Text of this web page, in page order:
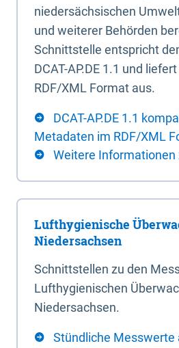
niedersächsischen
und weiterer Behörden
Schnittstelle entspricht
DCAT-AP.DE 1.1 und
RDF/XML Format aus.
DCAT-AP.DE 1.1
Metadaten im RDF/XML
Weitere Informationen
Lufthygienische
Niedersachsen
Schnittstellen zu den
Lufthygienischen
Niedersachsen.
Stündliche Messwerte